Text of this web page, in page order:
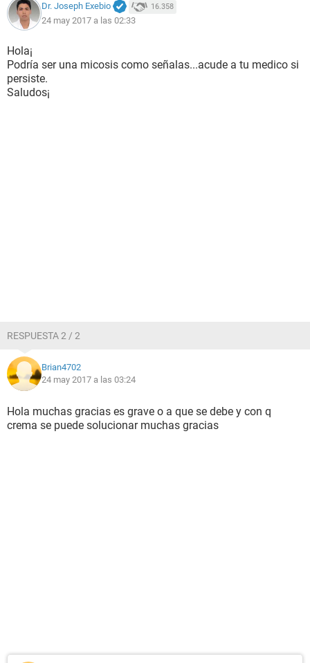
Dr. Joseph Exebio 16.358
24 may 2017 a las 02:33
Hola¡
Podría ser una micosis como señalas...acude a tu medico si
persiste.
Saludos¡
RESPUESTA 2 / 2
Brian4702
24 may 2017 a las 03:24
Hola muchas gracias es grave o a que se debe y con q
crema se puede solucionar muchas gracias